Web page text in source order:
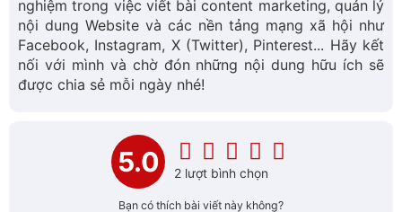
nghiệm trong việc viết bài content marketing, quản lý
nội dung Website và các nền tảng mạng xã hội như
Facebook, Instagram, X (Twitter), Pinterest... Hãy kết
nối với mình và chờ đón những nội dung hữu ích sẽ
được chia sẻ mỗi ngày nhé!
5.0 2 lượt bình chọn
Bạn có thích bài viết này không?